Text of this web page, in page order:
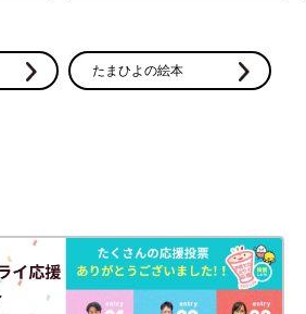
たまひよの絵本